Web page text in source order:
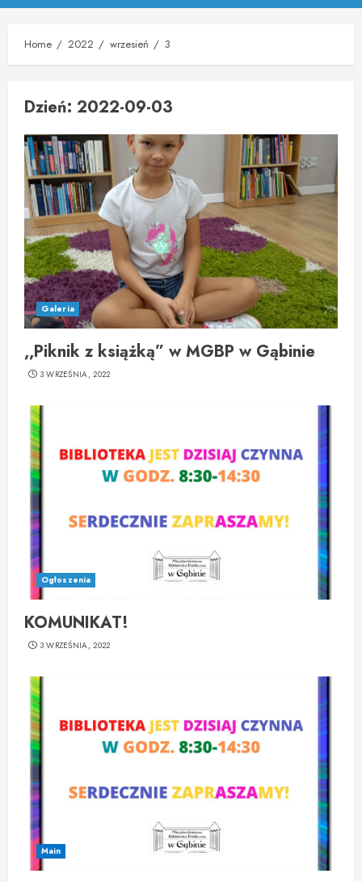
Menu
Home 2022 wrzesień 3
Dzień: 2022-09-03
Galeria
,,Piknik z książką” w MGBP w Gąbinie
3 WRZEŚNIA, 2022
Ogłoszenia
KOMUNIKAT!
3 WRZEŚNIA, 2022
Main